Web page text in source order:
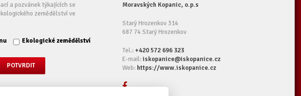
a pozvánek týkajících se
zemědělství ve
Ekologické zemědělství
Moravských Kopanic, o.p.s
Starý Hrozenkov 314
687 74 Starý Hrozenkov
Tel.: +420 572 696 323
E-mail:iskopanice@iskopanice.cz
Web: https://www.iskopanice.cz